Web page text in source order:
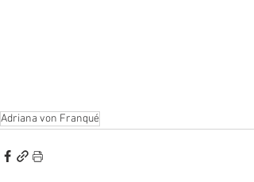
Adriana von Franqué